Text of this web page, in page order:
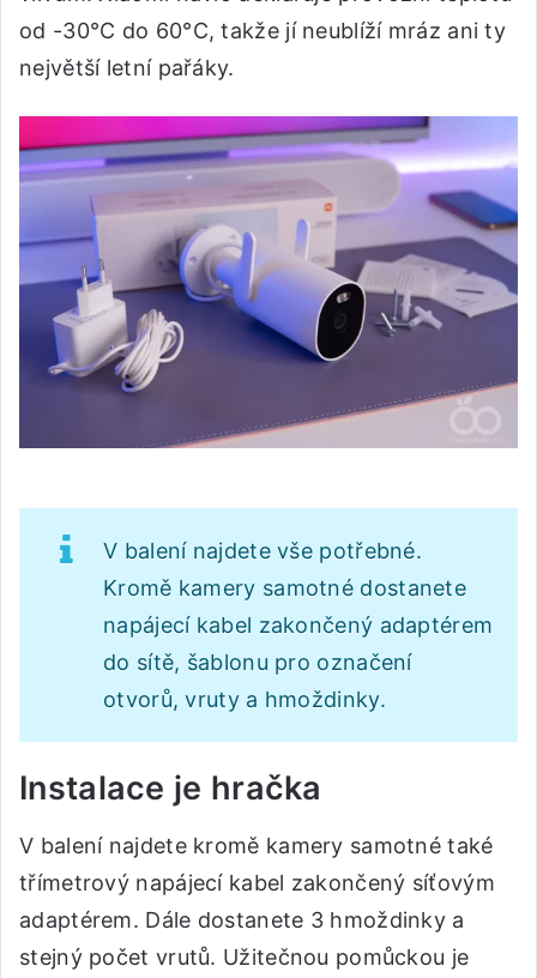
od -30°C do 60°C, takže jí neublíží mráz ani ty
největší letní pařáky.
V balení najdete vše potřebné.
Kromě kamery samotné dostanete
napájecí kabel zakončený adaptérem
do sítě, šablonu pro označení
otvorů, vruty a hmoždinky.
Instalace je hračka
V balení najdete kromě kamery samotné také
třímetrový napájecí kabel zakončený síťovým
adaptérem. Dále dostanete 3 hmoždinky a
stejný počet vrutů. Užitečnou pomůckou je